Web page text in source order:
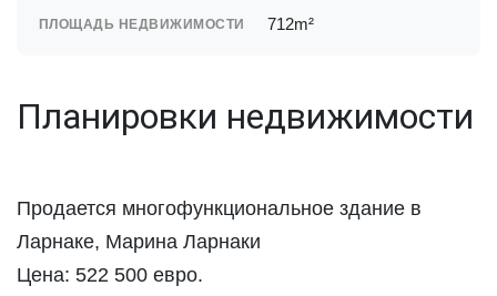
ПЛОЩАДЬ НЕДВИЖИМОСТИ 712m²
Планировки недвижимости
Продается многофункциональное здание в
Ларнаке, Марина Ларнаки
Цена: 522 500 евро.